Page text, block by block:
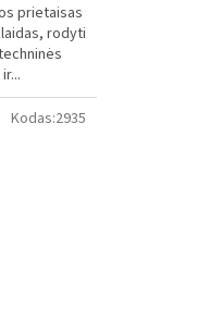
prietaisas
rodyti
Kodas:2935